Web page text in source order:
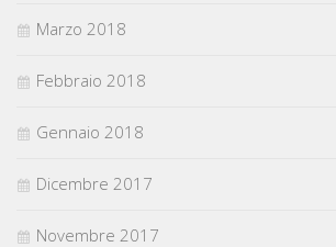
Marzo 2018
Febbraio 2018
Gennaio 2018
Dicembre 2017
Novembre 2017